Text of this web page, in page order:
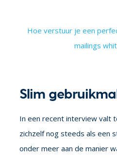
Hoe verstuur je een
mailings
Slim
In een recent interview valt
zichzelf nog steeds als een
onder meer aan de manier